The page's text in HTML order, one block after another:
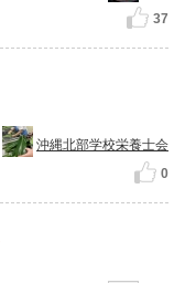
37
沖縄北部学校栄養士会
0